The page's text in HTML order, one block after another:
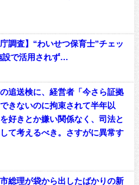
庁調査】“わいせつ保育士”チェッ
で活用されず…
追送検に、経営者「今さら証拠
きないのに拘束されて半年以
を好きとか嫌い関係なく、司法と
て考えるべき。さすがに異常す
市総理が袋から出したばかりの新